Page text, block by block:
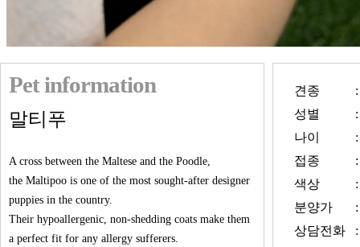
Pet information
말티푸
A cross between the Maltese and the Poodle,
the Maltipoo is one of the most sought-after designer
puppies in the country.
Their hypoallergenic, non-shedding coats make them
a perfect fit for any allergy sufferers.
견종
:
성별
:
나이
:
접종
:
색상
:
분양가
:
상담전화
: